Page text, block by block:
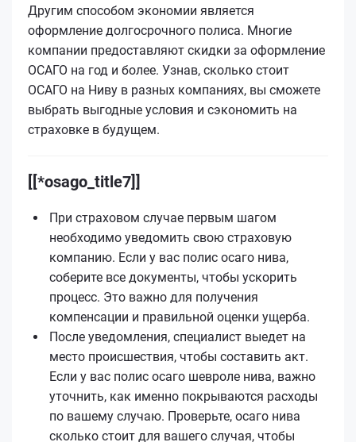
Другим способом экономии является
оформление долгосрочного полиса. Многие
компании предоставляют скидки за оформление
ОСАГО на год и более. Узнав, сколько стоит
ОСАГО на Ниву в разных компаниях, вы сможете
выбрать выгодные условия и сэкономить на
страховке в будущем.
[[*osago_title7]]
При страховом случае первым шагом
необходимо уведомить свою страховую
компанию. Если у вас полис осаго нива,
соберите все документы, чтобы ускорить
процесс. Это важно для получения
компенсации и правильной оценки ущерба.
После уведомления, специалист выедет на
место происшествия, чтобы составить акт.
Если у вас полис осаго шевроле нива, важно
уточнить, как именно покрываются расходы
по вашему случаю. Проверьте, осаго нива
сколько стоит для вашего случая, чтобы